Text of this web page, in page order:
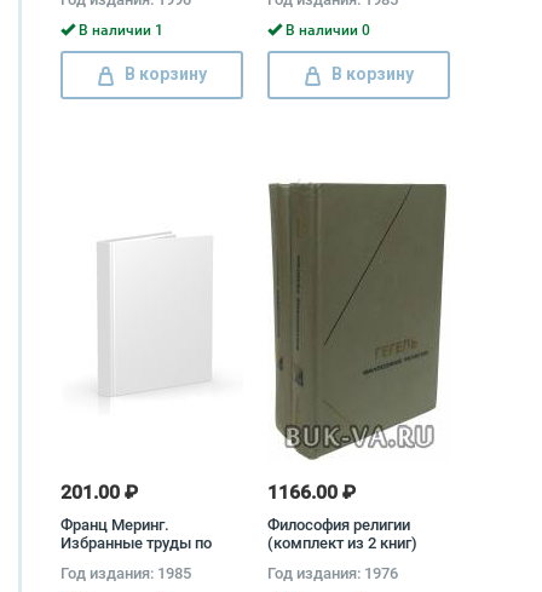
В наличии 1
В корзину
(комплект из 3 книг)
Георгий Жуков
В наличии 0
В корзину
201.00 ₽
Франц Меринг.
Избранные труды по
книг) Франц Меринг
Год издания: 1985
1166.00 ₽
Философия религии
(комплект из 2 книг)
Фридрих Гегель
Год издания: 1976